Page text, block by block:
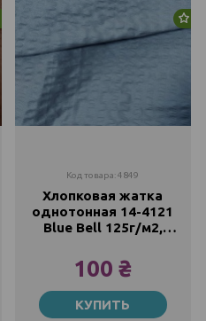
Новинка
Код товара: 4849
Хлопковая жатка
однотонная 14-4121
Blue Bell 125г/м2,
100 ₴
Метр
100 ₴ КУПИТЬ